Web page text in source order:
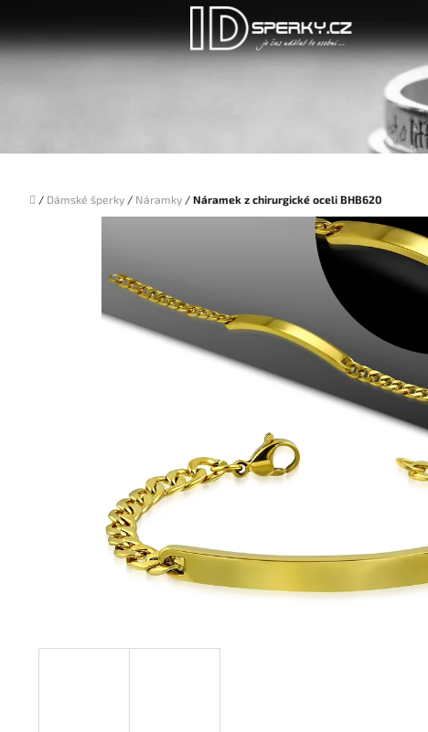
obsah
Domů
/ Dámské šperky / Náramky / Náramek z chirurgické oceli BHB620